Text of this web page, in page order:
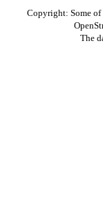
Copyright: Some of
The